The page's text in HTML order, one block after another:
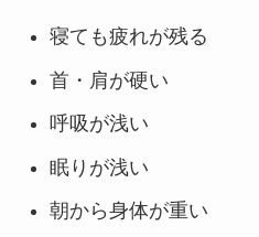
寝ても疲れが残る
首・肩が硬い
呼吸が浅い
眠りが浅い
朝から身体が重い